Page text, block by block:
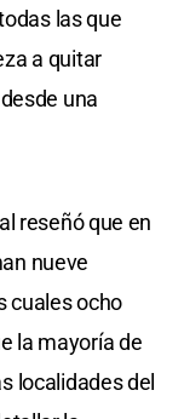
las que
a quitar
una
reseñó que en
nueve
cuales ocho
la mayoría de
localidades del